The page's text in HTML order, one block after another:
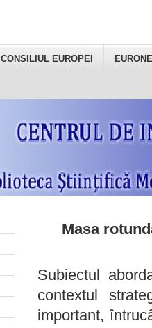
CONSILIUL EUROPEI
Masa
Subiectul
contextul
important,